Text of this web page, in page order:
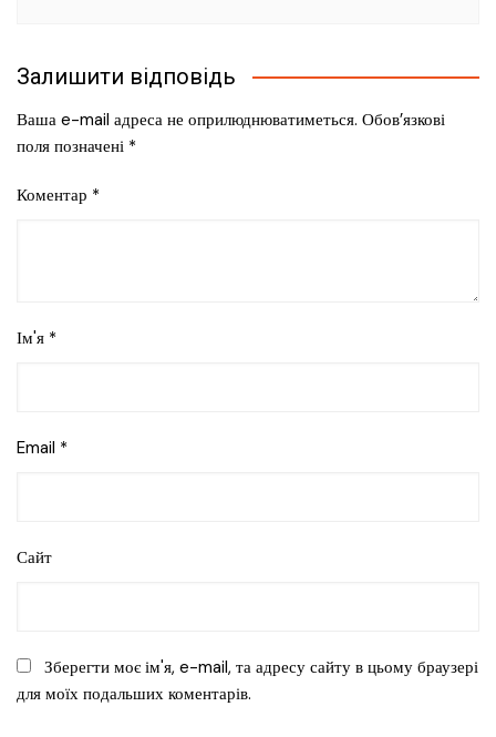
Залишити відповідь
Ваша e-mail адреса не оприлюднюватиметься. Обов’язкові
поля позначені *
Коментар *
Ім'я *
Email *
Сайт
Зберегти моє ім'я, e-mail, та адресу сайту в цьому браузері
для моїх подальших коментарів.